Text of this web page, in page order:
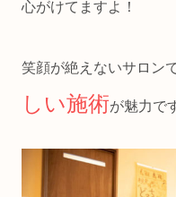
心がけてますよ！
笑顔が絶えないサロン
しい施術が魅力で